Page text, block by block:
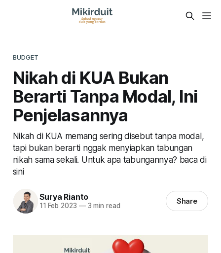
BUDGET
Nikah di KUA Bukan
Berarti Tanpa Modal, Ini
Penjelasannya
Nikah di KUA memang sering disebut tanpa modal,
tapi bukan berarti nggak menyiapkan tabungan
nikah sama sekali. Untuk apa tabungannya? baca di
sini
Surya Rianto
11 Feb 2023 —3 min read Share